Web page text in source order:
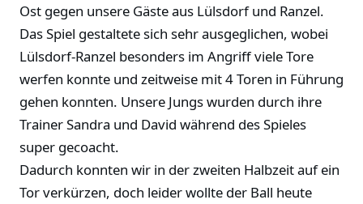
Ost gegen unsere Gäste aus Lülsdorf und Ranzel.
Das Spiel gestaltete sich sehr ausgeglichen, wobei
Lülsdorf-Ranzel besonders im Angriff viele Tore
werfen konnte und zeitweise mit 4 Toren in Führung
gehen konnten. Unsere Jungs wurden durch ihre
Trainer Sandra und David während des Spieles
super gecoacht.
Dadurch konnten wir in der zweiten Halbzeit auf ein
Tor verkürzen, doch leider wollte der Ball heute